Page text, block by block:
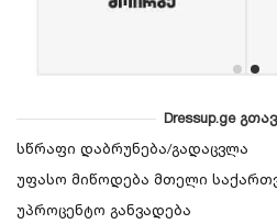
Dressup.ge
სწრაფი დაბრუნება/გადაცვლა
უფასო მიწოდება მთელი
უპროცენტო განვადება